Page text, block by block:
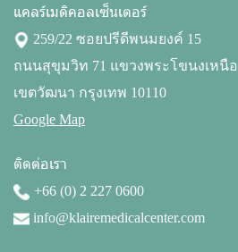
แคลร์เมดิคอลเซ็นเตอร์
259/22 ซอยปรีดีพนมยงค์ 15
ถนนสุขุมวิท 71 แขวงพระโขนงเหนือ
เขตวัฒนา กรุงเทพ 10110
Google Map
ติดต่อเรา
+66 (0) 2 227 0600
info@klairemedicalcenter.com